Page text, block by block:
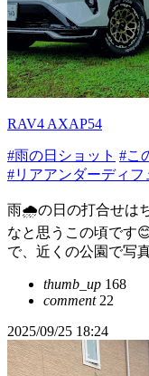
RAV4 AXAP54
#雨の日ショット #こ
#リアアンダーディフ
雨🌧️の日の打合せは
なと思うこの頃です
で、近くの公園で写
thumb_up 168
comment22
2025/09/25 18:24